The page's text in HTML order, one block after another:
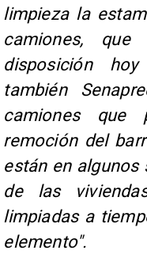
limpieza la
camiones,
disposición
también
camiones que
remoción del
están en algunos
de las
limpiadas a
elemento".